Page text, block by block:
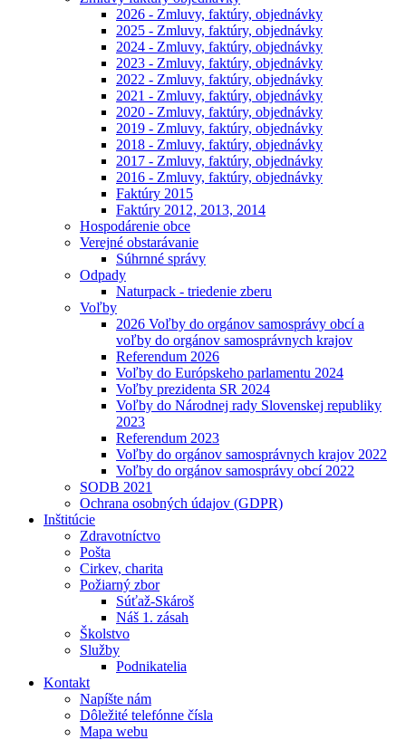
2026 - Zmluvy, faktúry, objednávky
2025 - Zmluvy, faktúry, objednávky
2024 - Zmluvy, faktúry, objednávky
2023 - Zmluvy, faktúry, objednávky
2022 - Zmluvy, faktúry, objednávky
2021 - Zmluvy, faktúry, objednávky
2020 - Zmluvy, faktúry, objednávky
2019 - Zmluvy, faktúry, objednávky
2018 - Zmluvy, faktúry, objednávky
2017 - Zmluvy, faktúry, objednávky
2016 - Zmluvy, faktúry, objednávky
Faktúry 2015
Faktúry 2012, 2013, 2014
Hospodárenie obce
Verejné obstarávanie
Súhrnné správy
Odpady
Naturpack - triedenie zberu
Voľby
2026 Voľby do orgánov samosprávy obcí a
voľby do orgánov samosprávnych krajov
Referendum 2026
Voľby do Európskeho parlamentu 2024
Voľby prezidenta SR 2024
Voľby do Národnej rady Slovenskej republiky
2023
Referendum 2023
Voľby do orgánov samosprávnych krajov 2022
Voľby do orgánov samosprávy obcí 2022
SODB 2021
Ochrana osobných údajov (GDPR)
Inštitúcie
Zdravotníctvo
Pošta
Cirkev, charita
Požiarný zbor
Súťaž-Skároš
Náš 1. zásah
Školstvo
Služby
Podnikatelia
Kontakt
Napíšte nám
Dôležité telefónne čísla
Mapa webu